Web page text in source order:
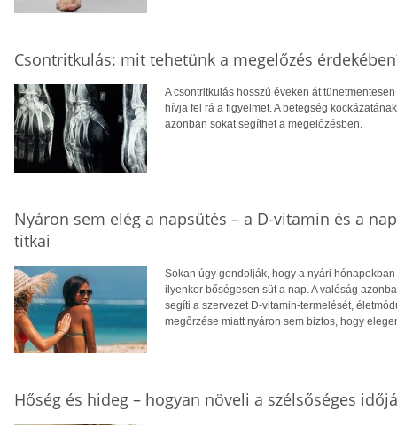
Csontritkulás: mit tehetünk a megelőzés
A csontritkulás hosszú éveken át
hívja fel rá a figyelmet. A betegség
azonban sokat segíthet a megelőzésben.
Nyáron sem elég a napsütés – a D-vitamin és a
titkai
Sokan úgy gondolják, hogy a nyári
ilyenkor bőségesen süt a nap. A valóság
segíti a szervezet D-vitamin-termelését,
megőrzése miatt nyáron sem biztos, hogy
Hőség és hideg – hogyan növeli a szélsőséges